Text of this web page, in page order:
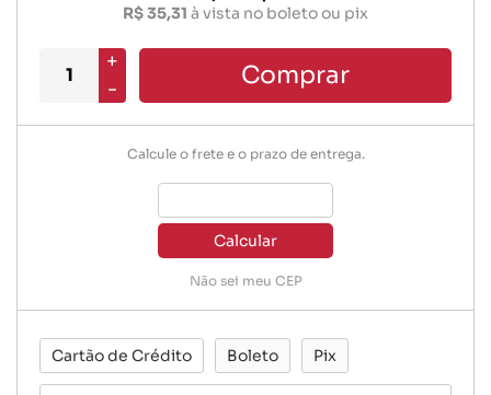
R$ 35,31 à vista no boleto ou pix
+
-
Comprar
Calcule o frete e o prazo de entrega.
Calcular
Não sei meu CEP
Cartão de Crédito Boleto Pix